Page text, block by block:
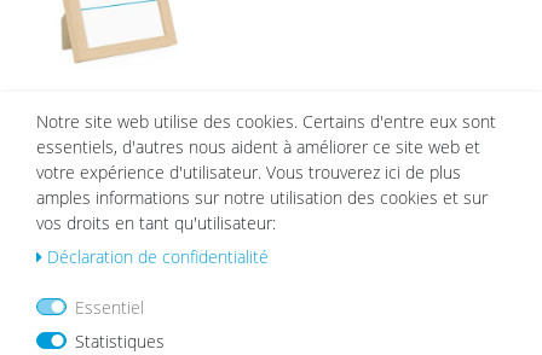
List
e de
hait
s
Passe-partout Blanc
à partir de 2,19 €
Notre site web utilise des cookies. Certains d'entre eux sont
essentiels, d'autres nous aident à améliorer ce site web et
votre expérience d'utilisateur. Vous trouverez ici de plus
amples informations sur notre utilisation des cookies et sur
vos droits en tant qu'utilisateur:
Déclaration de confidentialité
Essentiel
Statistiques